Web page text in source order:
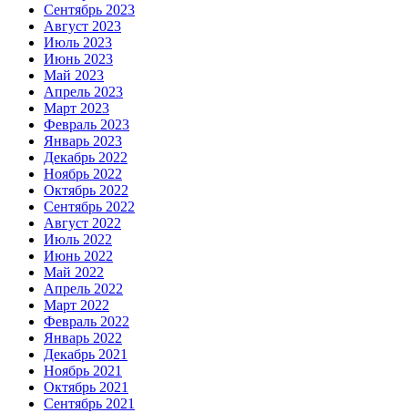
Сентябрь 2023
Август 2023
Июль 2023
Июнь 2023
Май 2023
Апрель 2023
Март 2023
Февраль 2023
Январь 2023
Декабрь 2022
Ноябрь 2022
Октябрь 2022
Сентябрь 2022
Август 2022
Июль 2022
Июнь 2022
Май 2022
Апрель 2022
Март 2022
Февраль 2022
Январь 2022
Декабрь 2021
Ноябрь 2021
Октябрь 2021
Сентябрь 2021